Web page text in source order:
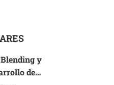
y
de